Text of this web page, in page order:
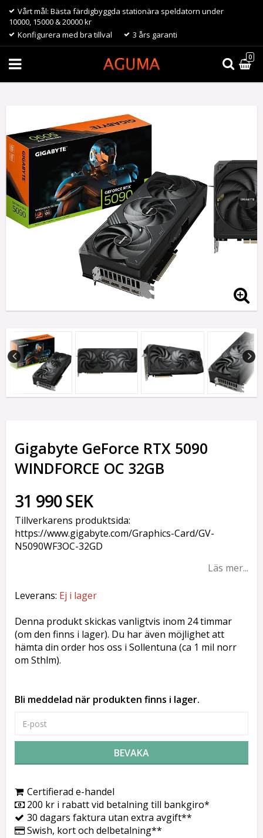
Vårt mål: Bästa färdigbyggda stationära speldatorn under
10000, 15000 & 20000 kr
Konfigurera med bra tillval
3 års garanti
0
Gigabyte GeForce RTX 5090
WINDFORCE OC 32GB
31 990 SEK
Tillverkarens produktsida:
https://www.gigabyte.com/Graphics-Card/GV-
N5090WF3OC-32GD
Läs mer...
Leverans: Ej i lager
Denna produkt skickas vanligtvis inom 24 timmar
(om den finns i lager). Du har även möjlighet att
hämta din order hos oss i Sollentuna (ca 1 mil norr
om Sthlm).
Bli meddelad när produkten finns i lager.
BEVAKA
Certifierad e-handel
200 kr i rabatt vid betalning till bankgiro*
30 dagars faktura utan extra avgift**
Swish, kort och delbetalning**